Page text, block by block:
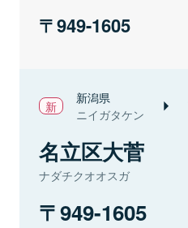
949-1605
新潟県
ニイガタケン
名立区大菅
ナダチクオオスガ
949-1605